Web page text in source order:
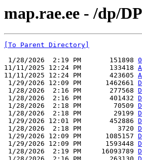
map.rae.ee - /dp/
[To Parent Directory]
1/28/2026  2:19 PM       151898
11/11/2025 12:24 PM       133418
11/11/2025 12:24 PM       423605
1/29/2026 12:09 PM      1462661
1/28/2026  2:16 PM       277568
1/28/2026  2:16 PM       401432
1/28/2026  2:18 PM        70509
1/28/2026  2:18 PM        29199
1/29/2026 12:01 PM       452886
1/28/2026  2:18 PM         3720
1/29/2026 12:09 PM      1085157
1/29/2026 12:09 PM      1593448
1/28/2026  2:19 PM     16093789